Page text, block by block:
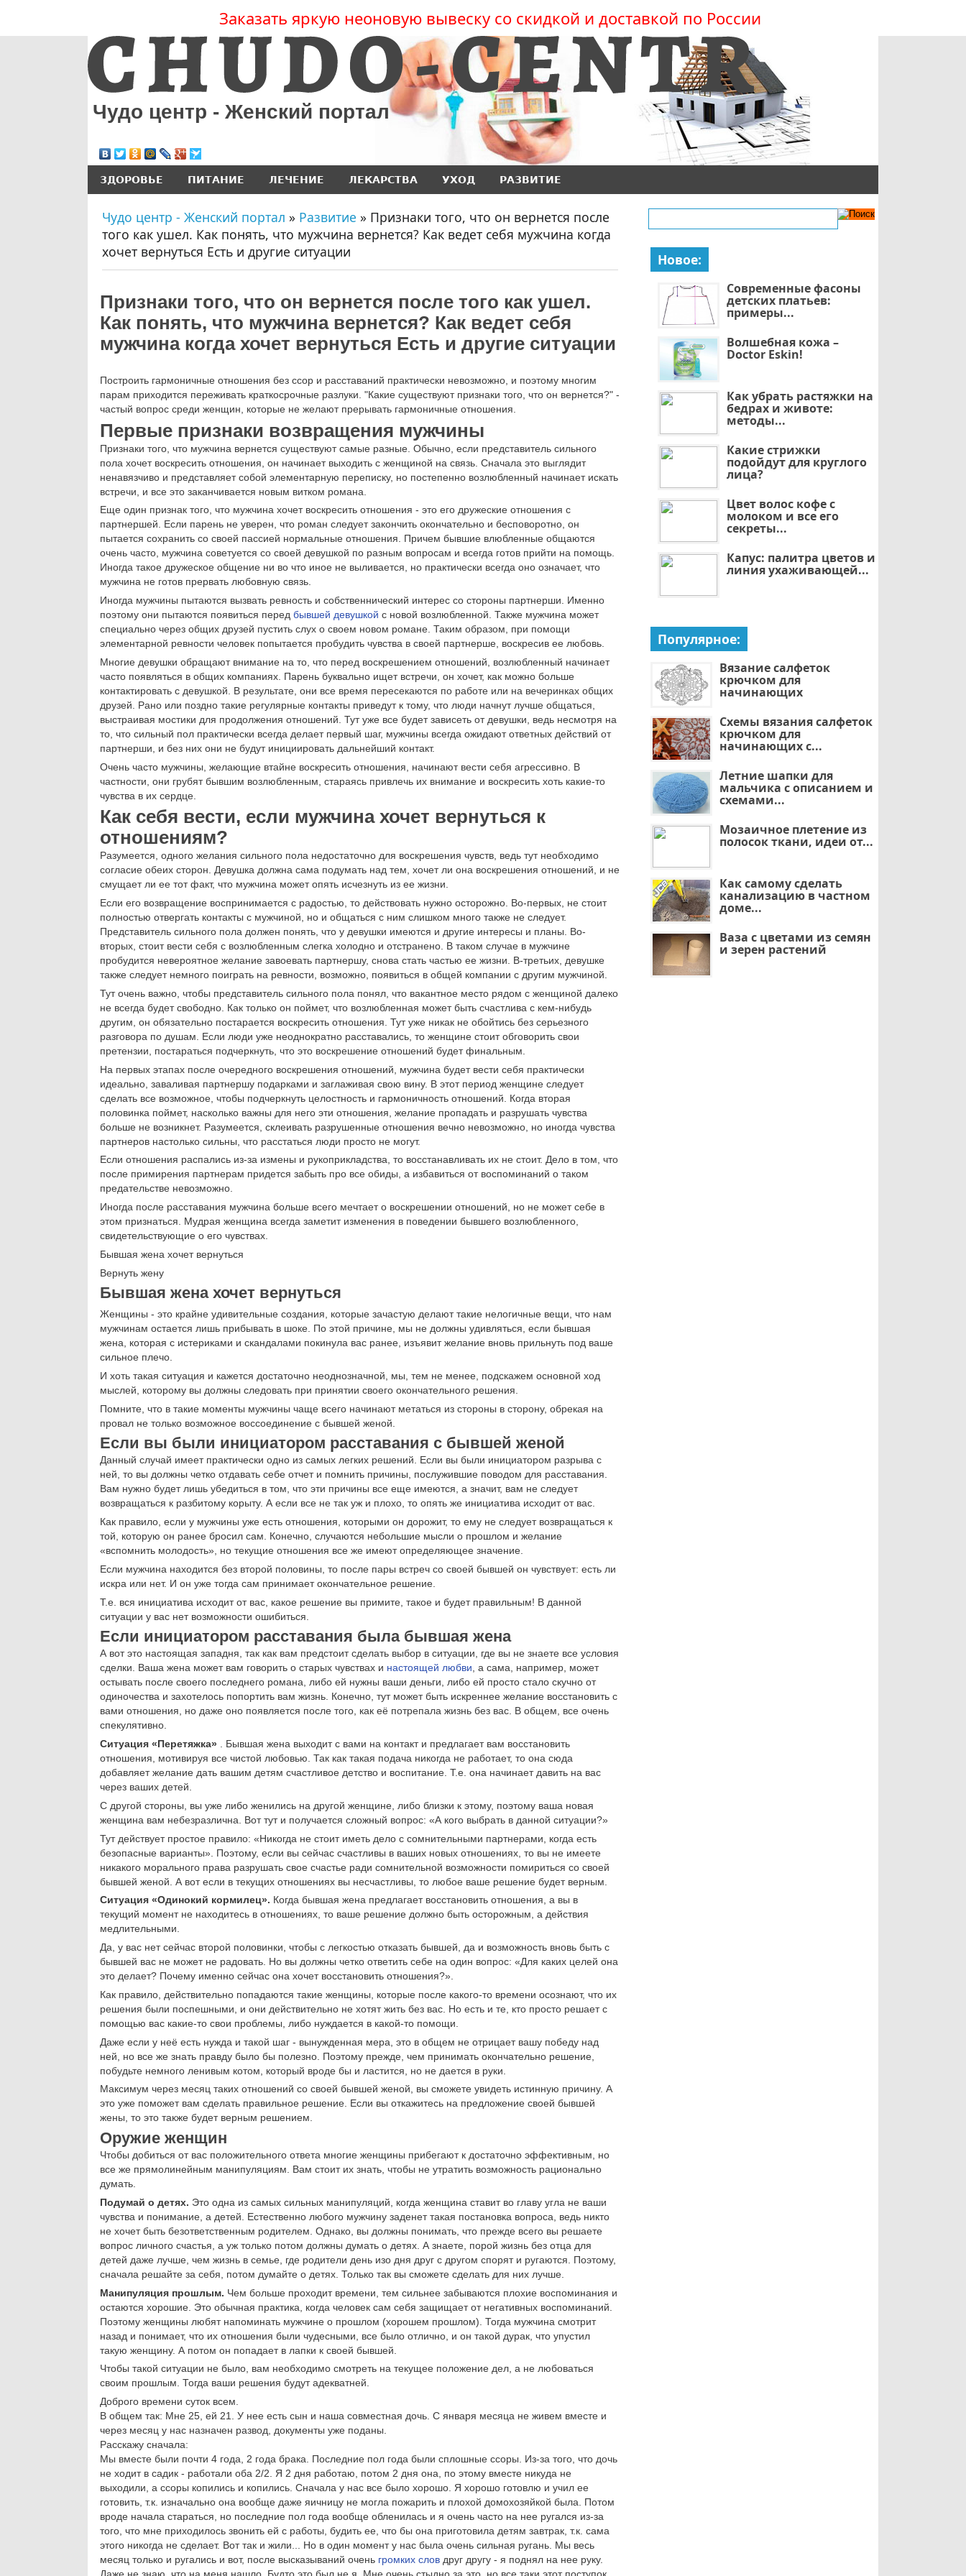
Заказать яркую неоновую вывеску со скидкой и доставкой по России
Чудо центр - Женский портал
ЗДОРОВЬЕ ПИТАНИЕ ЛЕЧЕНИЕ ЛЕКАРСТВА УХОД РАЗВИТИЕ
Чудо центр - Женский портал » Развитие » Признаки того, что он вернется после
того как ушел. Как понять, что мужчина вернется? Как ведет себя мужчина когда
хочет вернуться Есть и другие ситуации
Признаки того, что он вернется после того как ушел.
Как понять, что мужчина вернется? Как ведет себя
мужчина когда хочет вернуться Есть и другие ситуации
Построить гармоничные отношения без ссор и расставаний практически невозможно, и поэтому многим
парам приходится переживать краткосрочные разлуки. "Какие существуют признаки того, что он вернется?" -
частый вопрос среди женщин, которые не желают прерывать гармоничные отношения.
Первые признаки возвращения мужчины
Признаки того, что мужчина вернется существуют самые разные. Обычно, если представитель сильного
пола хочет воскресить отношения, он начинает выходить с женщиной на связь. Сначала это выглядит
ненавязчиво и представляет собой элементарную переписку, но постепенно возлюбленный начинает искать
встречи, и все это заканчивается новым витком романа.
Еще один признак того, что мужчина хочет воскресить отношения - это его дружеские отношения с
партнершей. Если парень не уверен, что роман следует закончить окончательно и бесповоротно, он
пытается сохранить со своей пассией нормальные отношения. Причем бывшие влюбленные общаются
очень часто, мужчина советуется со своей девушкой по разным вопросам и всегда готов прийти на помощь.
Иногда такое дружеское общение ни во что иное не выливается, но практически всегда оно означает, что
мужчина не готов прервать любовную связь.
Иногда мужчины пытаются вызвать ревность и собственнический интерес со стороны партнерши. Именно
поэтому они пытаются появиться перед бывшей девушкой с новой возлюбленной. Также мужчина может
специально через общих друзей пустить слух о своем новом романе. Таким образом, при помощи
элементарной ревности человек попытается пробудить чувства в своей партнерше, воскресив ее любовь.
Многие девушки обращают внимание на то, что перед воскрешением отношений, возлюбленный начинает
часто появляться в общих компаниях. Парень буквально ищет встречи, он хочет, как можно больше
контактировать с девушкой. В результате, они все время пересекаются по работе или на вечеринках общих
друзей. Рано или поздно такие регулярные контакты приведут к тому, что люди начнут лучше общаться,
выстраивая мостики для продолжения отношений. Тут уже все будет зависеть от девушки, ведь несмотря на
то, что сильный пол практически всегда делает первый шаг, мужчины всегда ожидают ответных действий от
партнерши, и без них они не будут инициировать дальнейший контакт.
Очень часто мужчины, желающие втайне воскресить отношения, начинают вести себя агрессивно. В
частности, они грубят бывшим возлюбленным, стараясь привлечь их внимание и воскресить хоть какие-то
чувства в их сердце.
Как себя вести, если мужчина хочет вернуться к
отношениям?
Разумеется, одного желания сильного пола недостаточно для воскрешения чувств, ведь тут необходимо
согласие обеих сторон. Девушка должна сама подумать над тем, хочет ли она воскрешения отношений, и не
смущает ли ее тот факт, что мужчина может опять исчезнуть из ее жизни.
Если его возвращение воспринимается с радостью, то действовать нужно осторожно. Во-первых, не стоит
полностью отвергать контакты с мужчиной, но и общаться с ним слишком много также не следует.
Представитель сильного пола должен понять, что у девушки имеются и другие интересы и планы. Во-
вторых, стоит вести себя с возлюбленным слегка холодно и отстранено. В таком случае в мужчине
пробудится невероятное желание завоевать партнершу, снова стать частью ее жизни. В-третьих, девушке
также следует немного поиграть на ревности, возможно, появиться в общей компании с другим мужчиной.
Тут очень важно, чтобы представитель сильного пола понял, что вакантное место рядом с женщиной далеко
не всегда будет свободно. Как только он поймет, что возлюбленная может быть счастлива с кем-нибудь
другим, он обязательно постарается воскресить отношения. Тут уже никак не обойтись без серьезного
разговора по душам. Если люди уже неоднократно расставались, то женщине стоит обговорить свои
претензии, постараться подчеркнуть, что это воскрешение отношений будет финальным.
На первых этапах после очередного воскрешения отношений, мужчина будет вести себя практически
идеально, заваливая партнершу подарками и заглаживая свою вину. В этот период женщине следует
сделать все возможное, чтобы подчеркнуть целостность и гармоничность отношений. Когда вторая
половинка поймет, насколько важны для него эти отношения, желание пропадать и разрушать чувства
больше не возникнет. Разумеется, склеивать разрушенные отношения вечно невозможно, но иногда чувства
партнеров настолько сильны, что расстаться люди просто не могут.
Если отношения распались из-за измены и рукоприкладства, то восстанавливать их не стоит. Дело в том, что
после примирения партнерам придется забыть про все обиды, а избавиться от воспоминаний о таком
предательстве невозможно.
Иногда после расставания мужчина больше всего мечтает о воскрешении отношений, но не может себе в
этом признаться. Мудрая женщина всегда заметит изменения в поведении бывшего возлюбленного,
свидетельствующие о его чувствах.
Бывшая жена хочет вернуться
Вернуть жену
Бывшая жена хочет вернуться
Женщины - это крайне удивительные создания, которые зачастую делают такие нелогичные вещи, что нам
мужчинам остается лишь прибывать в шоке. По этой причине, мы не должны удивляться, если бывшая
жена, которая с истериками и скандалами покинула вас ранее, изъявит желание вновь прильнуть под ваше
сильное плечо.
И хоть такая ситуация и кажется достаточно неоднозначной, мы, тем не менее, подскажем основной ход
мыслей, которому вы должны следовать при принятии своего окончательного решения.
Помните, что в такие моменты мужчины чаще всего начинают метаться из стороны в сторону, обрекая на
провал не только возможное воссоединение с бывшей женой.
Если вы были инициатором расставания с бывшей женой
Данный случай имеет практически одно из самых легких решений. Если вы были инициатором разрыва с
ней, то вы должны четко отдавать себе отчет и помнить причины, послужившие поводом для расставания.
Вам нужно будет лишь убедиться в том, что эти причины все еще имеются, а значит, вам не следует
возвращаться к разбитому корыту. А если все не так уж и плохо, то опять же инициатива исходит от вас.
Как правило, если у мужчины уже есть отношения, которыми он дорожит, то ему не следует возвращаться к
той, которую он ранее бросил сам. Конечно, случаются небольшие мысли о прошлом и желание
«вспомнить молодость», но текущие отношения все же имеют определяющее значение.
Если мужчина находится без второй половины, то после пары встреч со своей бывшей он чувствует: есть ли
искра или нет. И он уже тогда сам принимает окончательное решение.
Т.е. вся инициатива исходит от вас, какое решение вы примите, такое и будет правильным! В данной
ситуации у вас нет возможности ошибиться.
Если инициатором расставания была бывшая жена
А вот это настоящая западня, так как вам предстоит сделать выбор в ситуации, где вы не знаете все условия
сделки. Ваша жена может вам говорить о старых чувствах и настоящей любви, а сама, например, может
остывать после своего последнего романа, либо ей нужны ваши деньги, либо ей просто стало скучно от
одиночества и захотелось попортить вам жизнь. Конечно, тут может быть искреннее желание восстановить с
вами отношения, но даже оно появляется после того, как её потрепала жизнь без вас. В общем, все очень
спекулятивно.
Ситуация «Перетяжка»
. Бывшая жена выходит с вами на контакт и предлагает вам восстановить
отношения, мотивируя все чистой любовью. Так как такая подача никогда не работает, то она сюда
добавляет желание дать вашим детям счастливое детство и воспитание. Т.е. она начинает давить на вас
через ваших детей.
С другой стороны, вы уже либо женились на другой женщине, либо близки к этому, поэтому ваша новая
женщина вам небезразлична. Вот тут и получается сложный вопрос: «А кого выбрать в данной ситуации?»
Тут действует простое правило: «Никогда не стоит иметь дело с сомнительными партнерами, когда есть
безопасные варианты». Поэтому, если вы сейчас счастливы в ваших новых отношениях, то вы не имеете
никакого морального права разрушать свое счастье ради сомнительной возможности помириться со своей
бывшей женой. А вот если в текущих отношениях вы несчастливы, то любое ваше решение будет верным.
Ситуация «Одинокий кормилец». Когда бывшая жена предлагает восстановить отношения, а вы в
текущий момент не находитесь в отношениях, то ваше решение должно быть осторожным, а действия
медлительными.
Да, у вас нет сейчас второй половинки, чтобы с легкостью отказать бывшей, да и возможность вновь быть с
бывшей вас не может не радовать. Но вы должны четко ответить себе на один вопрос: «Для каких целей она
это делает? Почему именно сейчас она хочет восстановить отношения?».
Как правило, действительно попадаются такие женщины, которые после какого-то времени осознают, что их
решения были поспешными, и они действительно не хотят жить без вас. Но есть и те, кто просто решает с
помощью вас какие-то свои проблемы, либо нуждается в какой-то помощи.
Даже если у неё есть нужда и такой шаг - вынужденная мера, это в общем не отрицает вашу победу над
ней, но все же знать правду было бы полезно. Поэтому прежде, чем принимать окончательно решение,
побудьте немного ленивым котом, который вроде бы и ластится, но не дается в руки.
Максимум через месяц таких отношений со своей бывшей женой, вы сможете увидеть истинную причину. А
это уже поможет вам сделать правильное решение. Если вы откажитесь на предложение своей бывшей
жены, то это также будет верным решением.
Оружие женщин
Чтобы добиться от вас положительного ответа многие женщины прибегают к достаточно эффективным, но
все же прямолинейным манипуляциям. Вам стоит их знать, чтобы не утратить возможность рационально
думать.
Подумай о детях. Это одна из самых сильных манипуляций, когда женщина ставит во главу угла не ваши
чувства и понимание, а детей. Естественно любого мужчину заденет такая постановка вопроса, ведь никто
не хочет быть безответственным родителем. Однако, вы должны понимать, что прежде всего вы решаете
вопрос личного счастья, а уж только потом должны думать о детях. А знаете, порой жизнь без отца для
детей даже лучше, чем жизнь в семье, где родители день изо дня друг с другом спорят и ругаются. Поэтому,
сначала решайте за себя, потом думайте о детях. Только так вы сможете сделать для них лучше.
Манипуляция прошлым. Чем больше проходит времени, тем сильнее забываются плохие воспоминания и
остаются хорошие. Это обычная практика, когда человек сам себя защищает от негативных воспоминаний.
Поэтому женщины любят напоминать мужчине о прошлом (хорошем прошлом). Тогда мужчина смотрит
назад и понимает, что их отношения были чудесными, все было отлично, и он такой дурак, что упустил
такую женщину. А потом он попадает в лапки к своей бывшей.
Чтобы такой ситуации не было, вам необходимо смотреть на текущее положение дел, а не любоваться
своим прошлым. Тогда ваши решения будут адекватней.
Доброго времени суток всем.
В общем так: Мне 25, ей 21. У нее есть сын и наша совместная дочь. С января месяца не живем вместе и
через месяц у нас назначен развод, документы уже поданы.
Расскажу сначала:
Мы вместе были почти 4 года, 2 года брака. Последние пол года были сплошные ссоры. Из-за того, что дочь
не ходит в садик - работали оба 2/2. Я 2 дня работаю, потом 2 дня она, по этому вместе никуда не
выходили, а ссоры копились и копились. Сначала у нас все было хорошо. Я хорошо готовлю и учил ее
готовить, т.к. изначально она вообще даже яичницу не могла пожарить и плохой домохозяйкой была. Потом
вроде начала стараться, но последние пол года вообще обленилась и я очень часто на нее ругался из-за
того, что мне приходилось звонить ей с работы, будить ее, что бы она приготовила детям завтрак, т.к. сама
этого никогда не сделает. Вот так и жили... Но в один момент у нас была очень сильная ругань. Мы весь
месяц только и ругались и вот, после высказываний очень громких слов друг другу - я поднял на нее руку.
Новое:
Современные фасоны
детских платьев:
примеры...
Волшебная кожа –
Doctor Eskin!
Как убрать растяжки на
бедрах и животе:
методы...
Какие стрижки
подойдут для круглого
лица?
Цвет волос кофе с
молоком и все его
секреты...
Капус: палитра цветов и
линия ухаживающей...
Популярное:
Вязание салфеток
крючком для
начинающих
Схемы вязания салфеток
крючком для
начинающих с...
Летние шапки для
мальчика с описанием и
схемами...
Мозаичное плетение из
полосок ткани, идеи от...
Как самому сделать
канализацию в частном
доме...
Ваза с цветами из семян
и зерен растений